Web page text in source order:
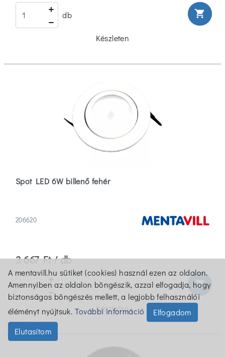
db shopping_cart
Készleten
Spot LED 6W billenő fehér
206620
3 667 Ft / db
db shopping_cart
Készleten
A mentavill.hu sütiket (cookies) használ ezen az oldalon.
Amennyiben az oldalon böngészik, azzal elfogadja, hogy
biztonságos böngészés mellett, a legjobb felhasználói
éléményt nyújtsuk. További információ
Elfogadom
Elutasítom